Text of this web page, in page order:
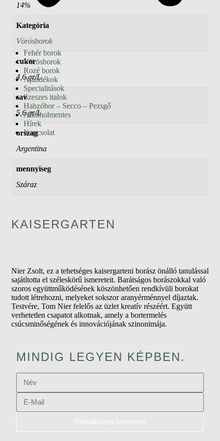
Fehér borok
Vörösborok
Rozé borok
Ajándékok
Specialitások
Szeszes italok
Habzóbor – Secco – Pezsgő
Alkoholmentes
Hírek
Kapcsolat
14%
Kategória
Vörösborok
cukor
4,6 gr/L
sav
5,6 gr/L
orszag
Argentina
mennyiseg
Száraz
KAISERGARTEN
Nier Zsolt, ez a tehetséges kaisergarteni borász önálló tanulással
sajátította el széleskörű ismereteit. Barátságos borászokkal való
szoros együttműködésének köszönhetően rendkívüli borokat
tudott létrehozni, melyeket sokszor aranyérménnyel díjaztak.
Testvére, Tom Nier felelős az üzlet kreatív részéért. Együtt
verhetetlen csapatot alkotnak, amely a bortermelés
csúcsminőségének és innovációjának szinonimája.
MINDIG LEGYEN KÉPBEN.
Feliratkozás hírlevélre